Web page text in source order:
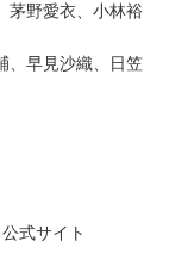
茅野愛衣、小林裕
、早見沙織、日笠
式サイト